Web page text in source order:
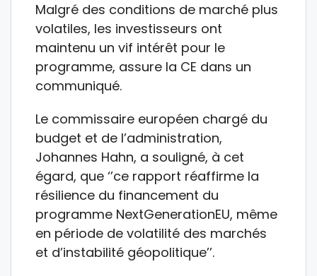
Malgré des conditions de marché plus
volatiles, les investisseurs ont
maintenu un vif intérêt pour le
programme, assure la CE dans un
communiqué.
Le commissaire européen chargé du
budget et de l’administration,
Johannes Hahn, a souligné, à cet
égard, que ‘’ce rapport réaffirme la
résilience du financement du
programme NextGenerationEU, même
en période de volatilité des marchés
et d’instabilité géopolitique’’.